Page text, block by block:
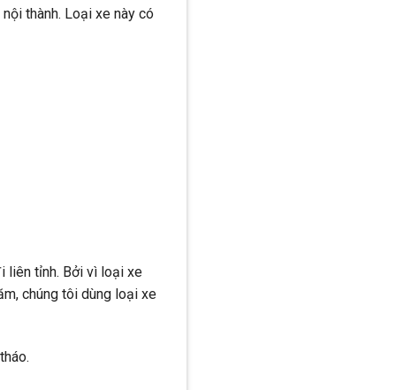
thành. Loại xe này có
liên tỉnh. Bởi vì loại xe
chúng tôi dùng loại xe